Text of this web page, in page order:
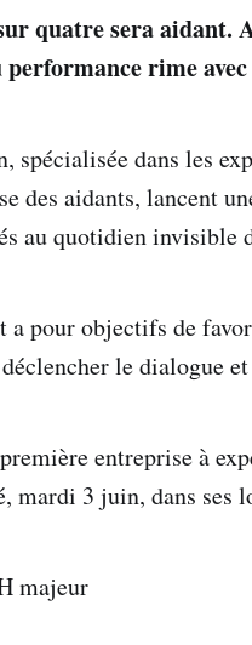
quatre sera aidant.
rime
spécialisée dans les
des aidants, lancent
au quotidien invisible
pour objectifs de
le dialogue
entreprise à
mardi 3 juin, dans ses
majeur